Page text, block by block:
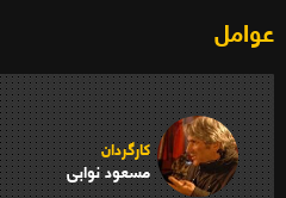
عوامل
کارگردان
مسعود نوابی